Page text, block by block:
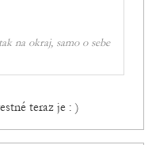
na okraj, samo o sebe
teraz je : )